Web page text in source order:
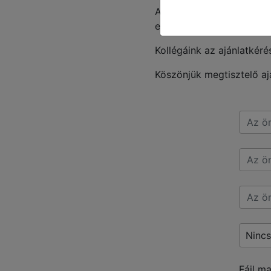
Az adatlapon képet a
eszközről, ezzel segítve
Kollégáink az
Köszönjük megtisztelő